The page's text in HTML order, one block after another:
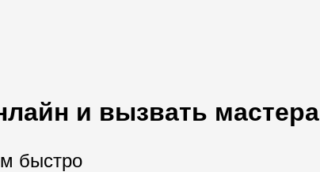
и вызвать мастера
быстро